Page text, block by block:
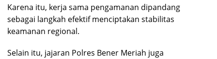
Karena itu, kerja sama pengamanan dipandang
sebagai langkah efektif menciptakan stabilitas
keamanan regional.
Selain itu, jajaran Polres Bener Meriah juga